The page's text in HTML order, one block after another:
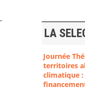
"Changement
France - État des
connaissances en
LA
Journée
territoires
climatique :